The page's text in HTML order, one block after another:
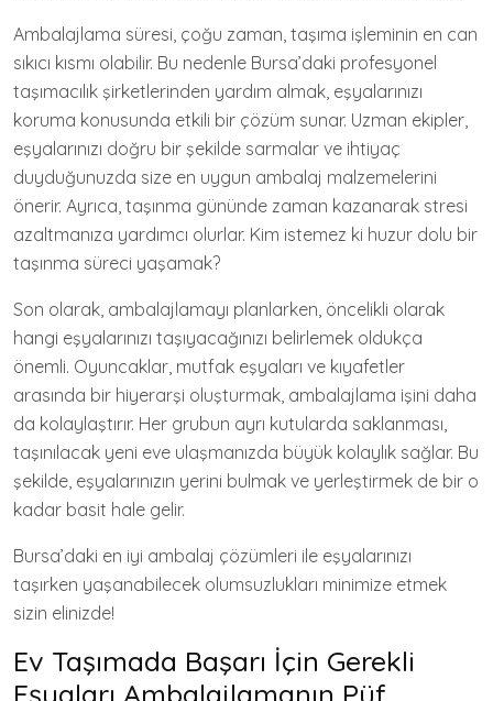
Ambalajlama süresi, çoğu zaman, taşıma işleminin en can
sıkıcı kısmı olabilir. Bu nedenle Bursa’daki profesyonel
taşımacılık şirketlerinden yardım almak, eşyalarınızı
koruma konusunda etkili bir çözüm sunar. Uzman ekipler,
eşyalarınızı doğru bir şekilde sarmalar ve ihtiyaç
duyduğunuzda size en uygun ambalaj malzemelerini
önerir. Ayrıca, taşınma gününde zaman kazanarak stresi
azaltmanıza yardımcı olurlar. Kim istemez ki huzur dolu bir
taşınma süreci yaşamak?
Son olarak, ambalajlamayı planlarken, öncelikli olarak
hangi eşyalarınızı taşıyacağınızı belirlemek oldukça
önemli. Oyuncaklar, mutfak eşyaları ve kıyafetler
arasında bir hiyerarşi oluşturmak, ambalajlama işini daha
da kolaylaştırır. Her grubun ayrı kutularda saklanması,
taşınılacak yeni eve ulaşmanızda büyük kolaylık sağlar. Bu
şekilde, eşyalarınızın yerini bulmak ve yerleştirmek de bir o
kadar basit hale gelir.
Bursa’daki en iyi ambalaj çözümleri ile eşyalarınızı
taşırken yaşanabilecek olumsuzlukları minimize etmek
sizin elinizde!
Ev Taşımada Başarı İçin Gerekli
Eşyaları Ambalajlamanın Püf